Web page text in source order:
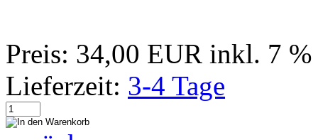
Preis: 34,00 EUR inkl. 7
Lieferzeit: 3-4 Tage